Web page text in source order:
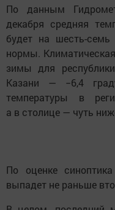
По данным
декабря средняя
будет на шесть-
нормы.
зимы для
Казани — −6,4
температуры в
а в столице — чуть
По оценке
выпадет не раньше